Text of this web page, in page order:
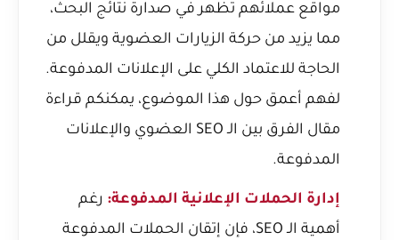
مواقع عملائهم تظهر في صدارة نتائج البحث،
مما يزيد من حركة الزيارات العضوية ويقلل من
الحاجة للاعتماد الكلي على الإعلانات المدفوعة.
لفهم أعمق حول هذا الموضوع، يمكنكم قراءة
مقال
الفرق بين الـ SEO العضوي والإعلانات
المدفوعة.
إدارة الحملات الإعلانية المدفوعة: رغم
أهمية الـ SEO، فإن إتقان الحملات المدفوعة